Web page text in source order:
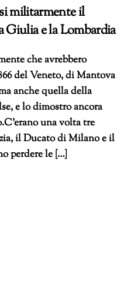
militarmente il
Giulia e la Lombardia
che avrebbero
del Veneto, di Mantova
anche quella della
e lo dimostro ancora
una volta tre
il Ducato di Milano e il
perdere le […]